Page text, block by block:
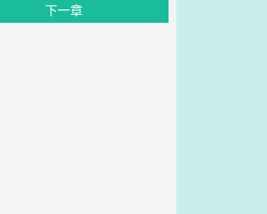
下一章